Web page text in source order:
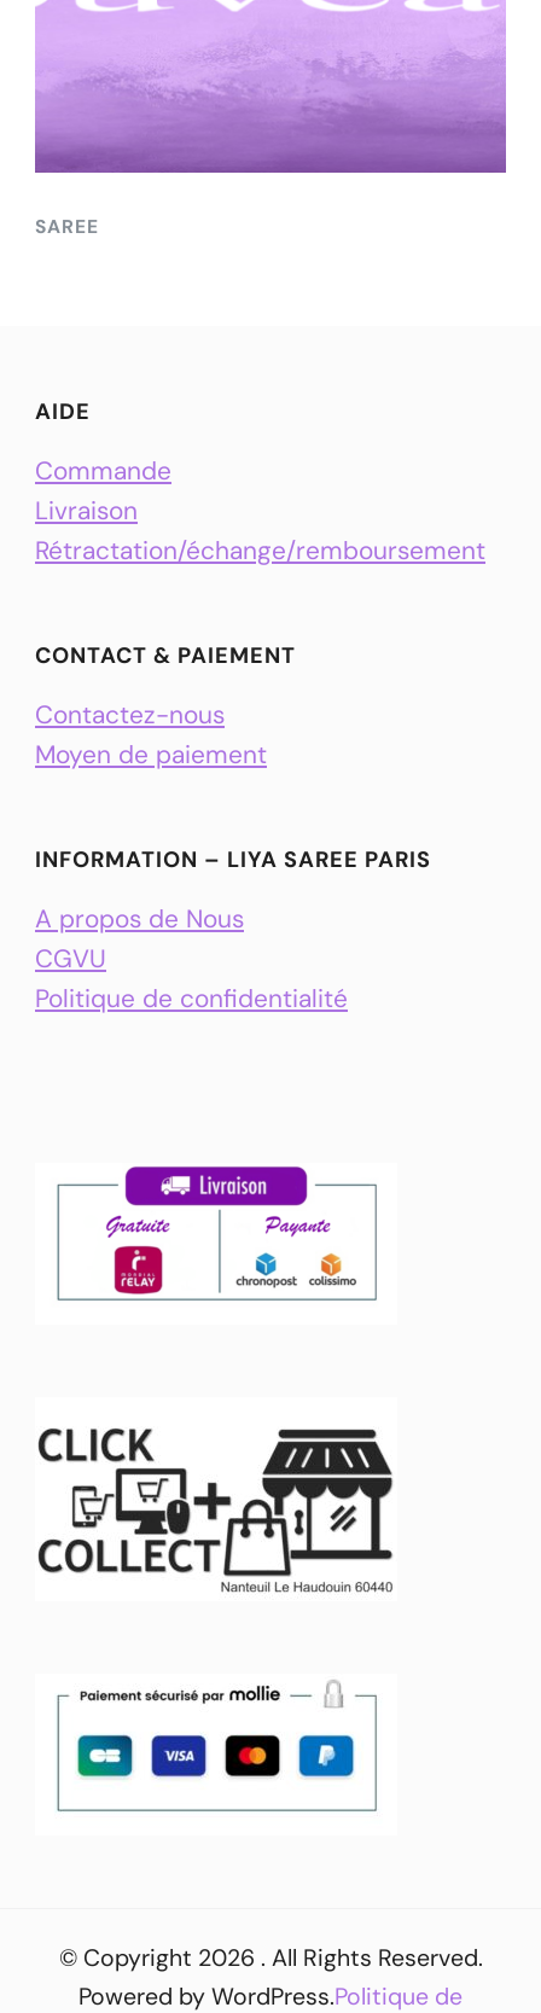
SAREE
AIDE
Commande
Livraison
Rétractation/échange/remboursement
CONTACT & PAIEMENT
Contactez-nous
Moyen de paiement
INFORMATION – LIYA SAREE PARIS
A propos de Nous
CGVU
Politique de confidentialité
© Copyright 2026 . All Rights Reserved.
Powered by WordPress.Politique de